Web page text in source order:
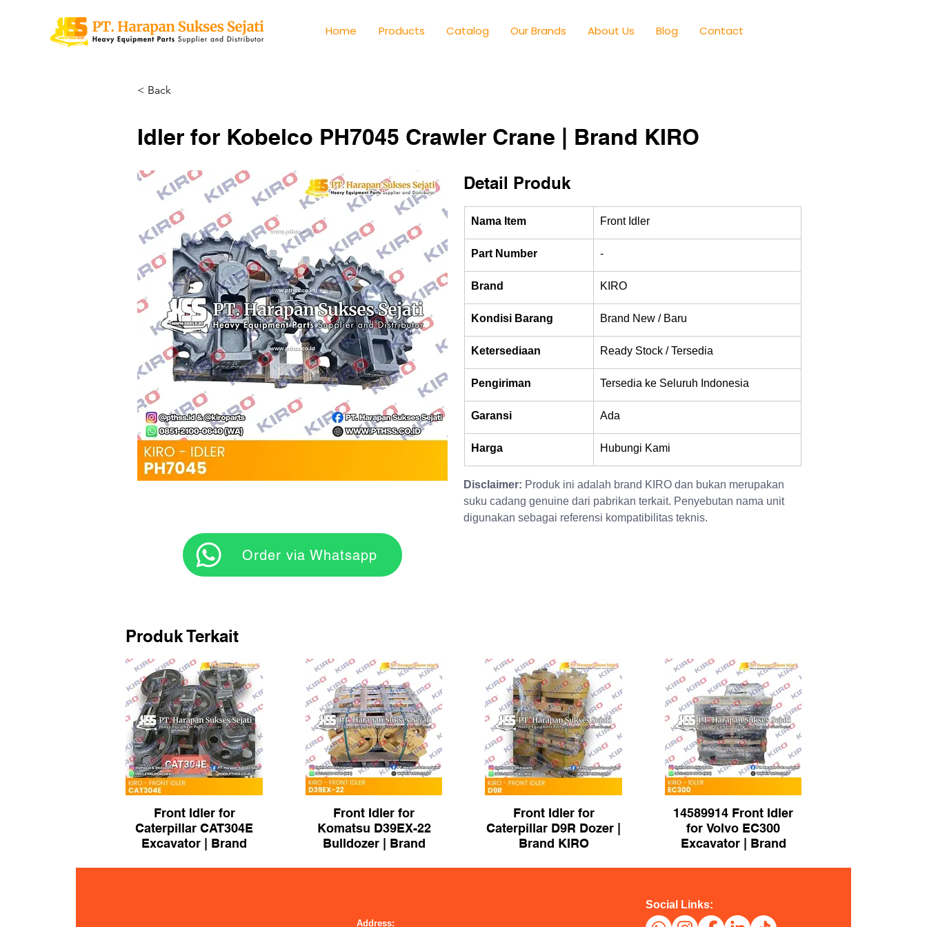
Home Products Catalog Our Brands About Us Blog Contact
< Back
Idler for Kobelco PH7045 Crawler Crane | Brand KIRO
Detail Produk
Nama Item Front Idler
Part Number -
Brand KIRO
Kondisi Barang Brand New / Baru
Ketersediaan Ready Stock / Tersedia
Pengiriman Tersedia ke Seluruh Indonesia
Garansi Ada
Harga Hubungi Kami
Disclaimer: Produk ini adalah brand KIRO dan bukan merupakan
suku cadang genuine dari pabrikan terkait. Penyebutan nama unit
digunakan sebagai referensi kompatibilitas teknis.
‎ ‎ ‎‎‎ ‎ ‎ ‎ ‎ Order via Whatsapp
Produk Terkait
Front Idler for
Caterpillar CAT304E
Excavator | Brand
Front Idler for
Komatsu D39EX-22
Bulldozer | Brand
Front Idler for
Caterpillar D9R Dozer |
Brand KIRO
14589914 Front Idler
for Volvo EC300
Excavator | Brand
Address:
Social Links: